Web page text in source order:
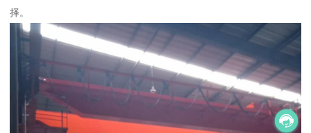
择。